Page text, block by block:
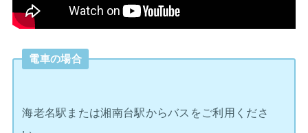
電車の場合
海老名駅または湘南台駅からバスをご利用くださ